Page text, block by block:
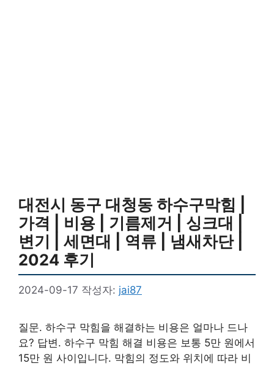
대전시 동구 대청동 하수구막힘 |
가격 | 비용 | 기름제거 | 싱크대 |
변기 | 세면대 | 역류 | 냄새차단 |
2024 후기
2024-09-17 작성자: jai87
질문. 하수구 막힘을 해결하는 비용은 얼마나 드나
요? 답변. 하수구 막힘 해결 비용은 보통 5만 원에서
15만 원 사이입니다. 막힘의 정도와 위치에 따라 비